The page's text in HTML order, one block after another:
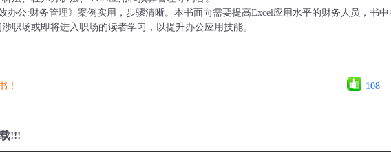
效办公:财务管理》案例实用，步骤清晰。本书面向需要提高Excel应用水平的财务人员，书
职场或即将进入职场的读者学习，以提升办公应用技能。
！ 108
!!!